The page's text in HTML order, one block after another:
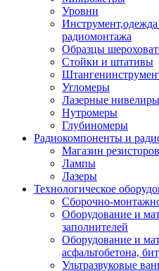
Уровни
радиомонтажа
Образцы
Стойки и штативы
Угломеры
Лазерные нивелиры
Нутромеры
Глубиномеры
Радиокомпоненты и
Магазин резисторов
Лампы
Лазеры
Технологическое
Сборочно-
Оборудование и
заполнителей
Оборудование и
асфальтобетона,
Ультразвуковые